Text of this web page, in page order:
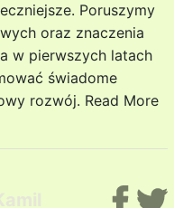
Poruszymy
oraz znaczenia
w pierwszych latach
świadome
rozwój. Read More